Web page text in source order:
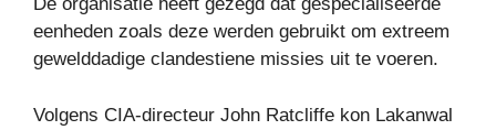
eenheden zoals deze werden gebruikt om extreem
gewelddadige clandestiene missies uit te voeren.
Volgens CIA-directeur John Ratcliffe kon Lakanwal